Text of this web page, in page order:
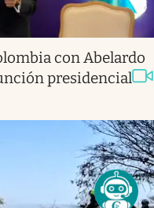
con Abelardo
presidencial